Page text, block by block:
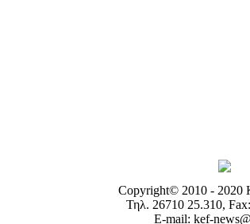
Copyright© 2010 - 2020
Τηλ. 26710 25.310,
E-mail: kef-